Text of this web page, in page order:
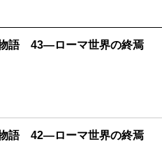
語 43―ローマ世界の終焉
語 42―ローマ世界の終焉